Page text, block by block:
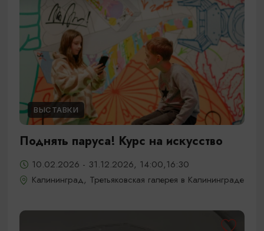
ВЫСТАВКИ
Поднять паруса! Курс на искусство
10.02.2026 - 31.12.2026, 14:00,16:30
Калининград, Третьяковская галерея в Калининграде